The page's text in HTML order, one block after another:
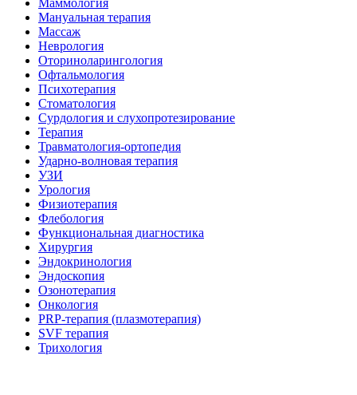
Маммология
Мануальная терапия
Массаж
Неврология
Оториноларингология
Офтальмология
Психотерапия
Стоматология
Сурдология и слухопротезирование
Терапия
Травматология-ортопедия
Ударно-волновая терапия
УЗИ
Урология
Физиотерапия
Флебология
Функциональная диагностика
Хирургия
Эндокринология
Эндоскопия
Озонотерапия
Онкология
PRP-терапия (плазмотерапия)
SVF терапия
Трихология